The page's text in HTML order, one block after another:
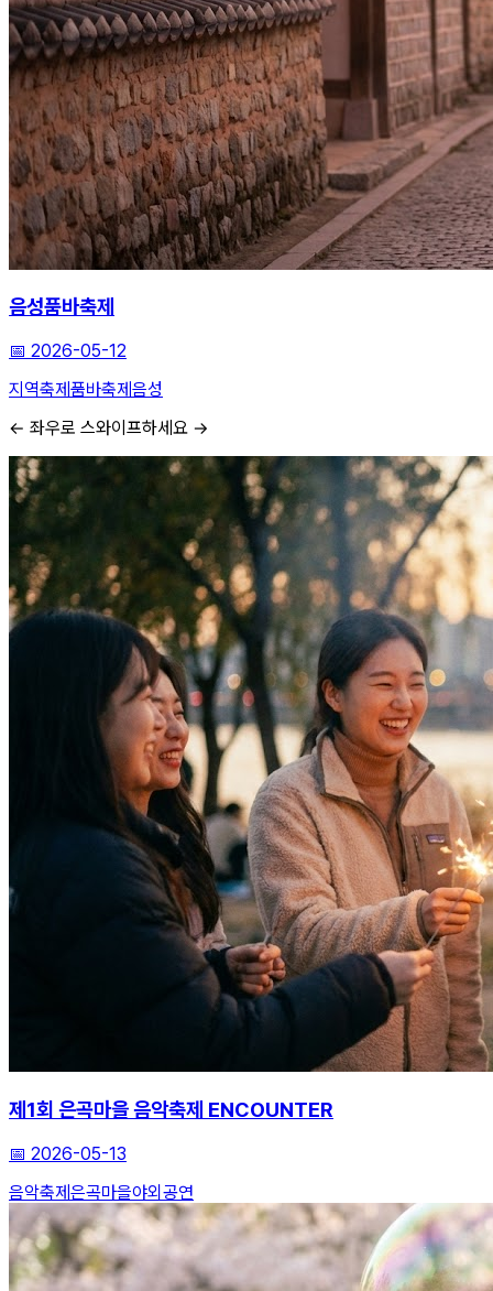
음성품바축제
📅 2026-05-12
지역축제품바축제음성
← 좌우로 스와이프하세요 →
제1회 은곡마을 음악축제 ENCOUNTER
📅 2026-05-13
음악축제은곡마을야외공연